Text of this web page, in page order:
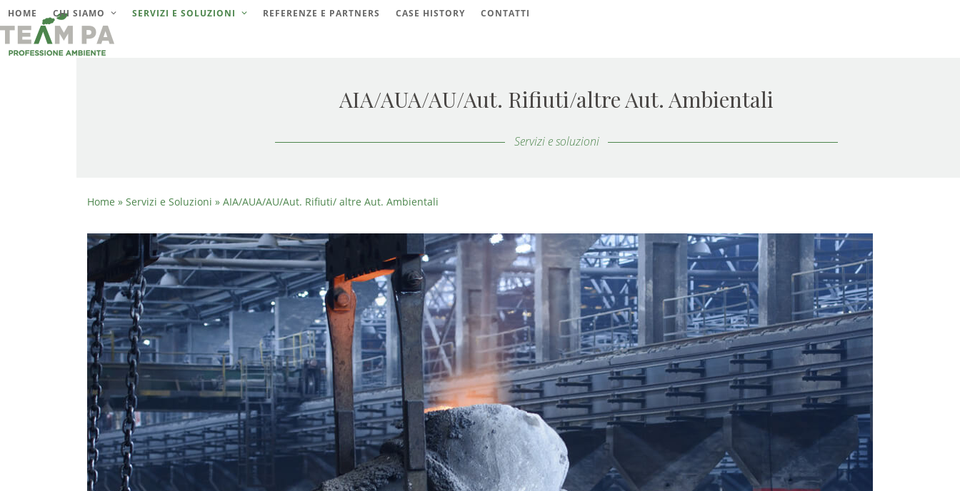
Skip
to
content
HOME CHI SIAMO SERVIZI E SOLUZIONI REFERENZE E PARTNERS CASE HISTORY CONTATTI
AIA/AUA/AU/Aut. Rifiuti/altre Aut. Ambientali
Servizi e soluzioni
Home » Servizi e Soluzioni » AIA/AUA/AU/Aut. Rifiuti/ altre Aut. Ambientali